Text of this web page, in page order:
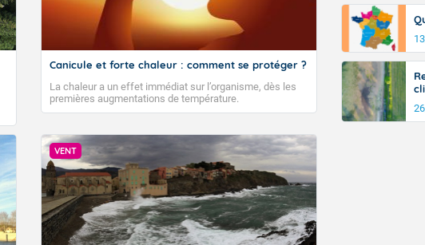
Canicule et forte chaleur : comment se protéger ?
La chaleur a un effet immédiat sur l’organisme, dès les
premières augmentations de température.
VENT